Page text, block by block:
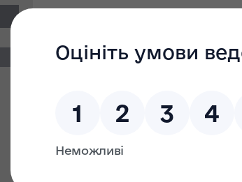
Бюлетень про
Фільтр пошуку